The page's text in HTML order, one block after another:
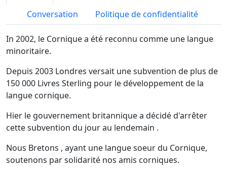
Conversation Politique de confidentialité
In 2002, le Cornique a été reconnu comme une langue
minoritaire.
Depuis 2003 Londres versait une subvention de plus de
150 000 Livres Sterling pour le développement de la
langue cornique.
Hier le gouvernement britannique a décidé d'arrêter
cette subvention du jour au lendemain .
Nous Bretons , ayant une langue soeur du Cornique,
soutenons par solidarité nos amis corniques.